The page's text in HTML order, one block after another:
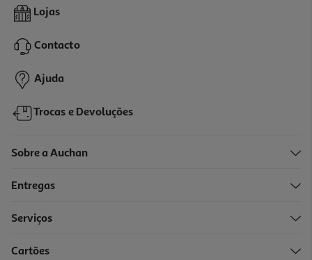
Trotinete Navee Gt3
349,99 €
Lojas
Contacto
Ajuda
Trocas e Devoluções
Sobre a Auchan
Entregas
Serviços
Cartões